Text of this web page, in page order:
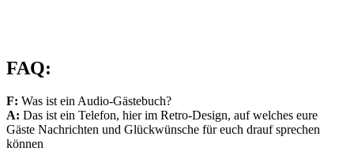
FAQ:
F: Was ist einAudio-Gästebuch?
A: Das ist ein Telefon, hier im Retro-Design, aufwelches eure
Gäste Nachrichten und Glückwünsche für euch drauf sprechen
können